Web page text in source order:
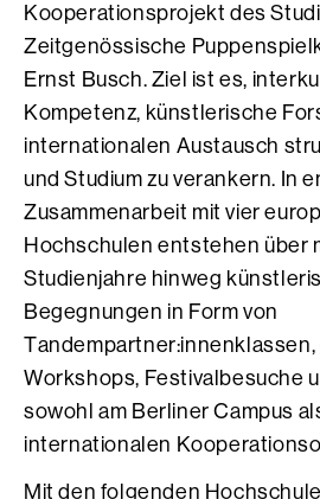
Kooperationsprojekt des
Zeitgenössische
Ernst Busch. Ziel ist es,
Kompetenz, künstlerische
internationalen Austausch
und Studium zu verankern. In
Zusammenarbeit mit vier
Hochschulen entstehen über
Studienjahre hinweg
Begegnungen in Form von
Tandempartner:innenklassen,
Workshops, Festivalbesuche
sowohl am Berliner Campus
internationalen
Mit den folgenden